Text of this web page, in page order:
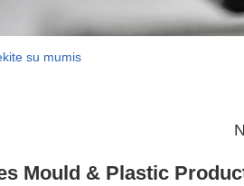
su mumis
Mould & Plastic